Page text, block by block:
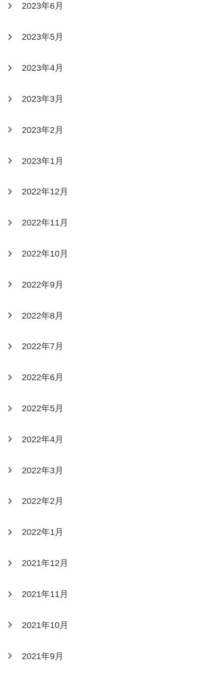
2023年6月
2023年5月
2023年4月
2023年3月
2023年2月
2023年1月
2022年12月
2022年11月
2022年10月
2022年9月
2022年8月
2022年7月
2022年6月
2022年5月
2022年4月
2022年3月
2022年2月
2022年1月
2021年12月
2021年11月
2021年10月
2021年9月